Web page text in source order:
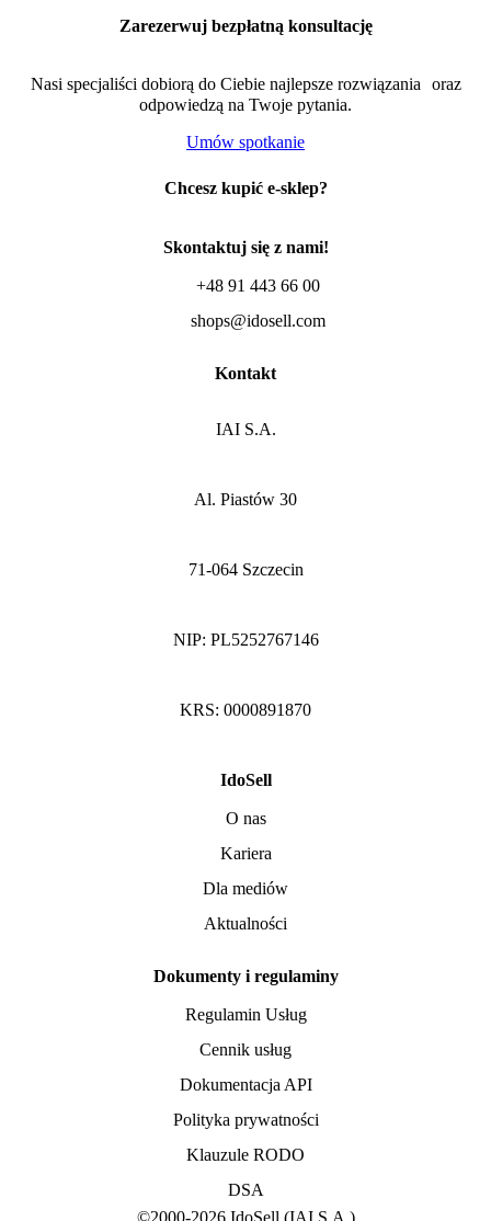
Zarezerwuj bezpłatną konsultację
Nasi specjaliści dobiorą do Ciebie najlepsze rozwiązania oraz
odpowiedzą na Twoje pytania.
Umów spotkanie
Chcesz kupić e-sklep?
Skontaktuj się z nami!
+48 91 443 66 00
shops@idosell.com
Kontakt
IAI S.A.
Al. Piastów 30
71-064 Szczecin
NIP: PL5252767146
KRS: 0000891870
IdoSell
O nas
Kariera
Dla mediów
Aktualności
Dokumenty i regulaminy
Regulamin Usług
Cennik usług
Dokumentacja API
Polityka prywatności
Klauzule RODO
DSA